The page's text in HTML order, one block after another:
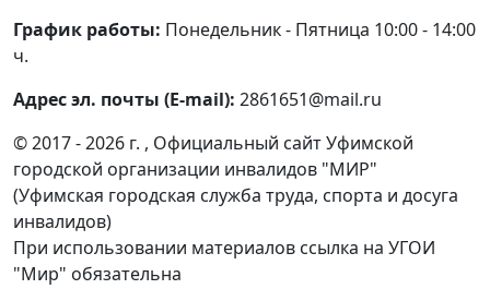
График работы: Понедельник - Пятница 10:00 - 14:00
ч.
Адрес эл. почты (E-mail): 2861651@mail.ru
© 2017 - 2026 г. , Официальный сайт Уфимской
городской организации инвалидов "МИР"
(Уфимская городская служба труда, спорта и досуга
инвалидов)
При использовании материалов ссылка на УГОИ
"Мир" обязательна